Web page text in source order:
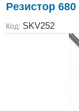
Резистор
Код: SKV252